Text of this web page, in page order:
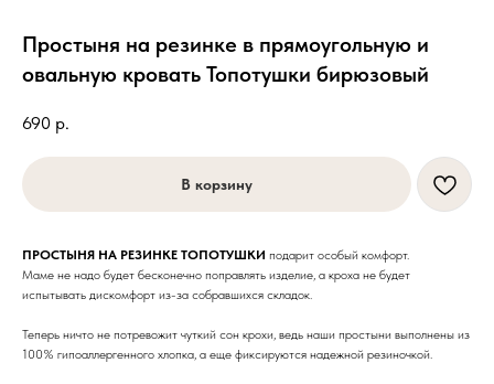
Простыня на резинке в прямоугольную и
овальную кровать Топотушки бирюзовый
690 р.
В корзину
ПРОСТЫНЯ НА РЕЗИНКЕ ТОПОТУШКИ подарит особый комфорт.
Маме не надо будет бесконечно поправлять изделие, а кроха не будет
испытывать дискомфорт из-за собравшихся складок.
Теперь ничто не потревожит чуткий сон крохи, ведь наши простыни выполнены из
100% гипоаллергенного хлопка, а еще фиксируются надежной резиночкой.